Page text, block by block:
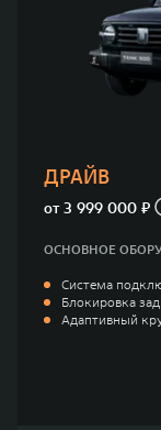
ДРАЙВ
от3 999 000 ₽
ОСНОВНОЕ
Система
Блокировка
Адаптивный